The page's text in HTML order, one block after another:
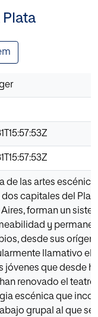
Plata
de las artes
dos capitales del
forman un
y
desde sus
llamativo el
jóvenes que desde
renovado el teatro
escénica que
grupal al que se